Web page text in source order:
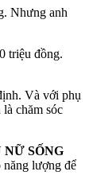
Nhưng anh
triệu đồng.
Và với phụ
chăm sóc
SỐNG
năng lượng để